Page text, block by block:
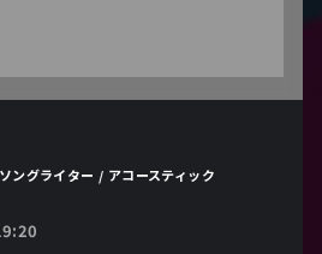
ングライター / アコースティック